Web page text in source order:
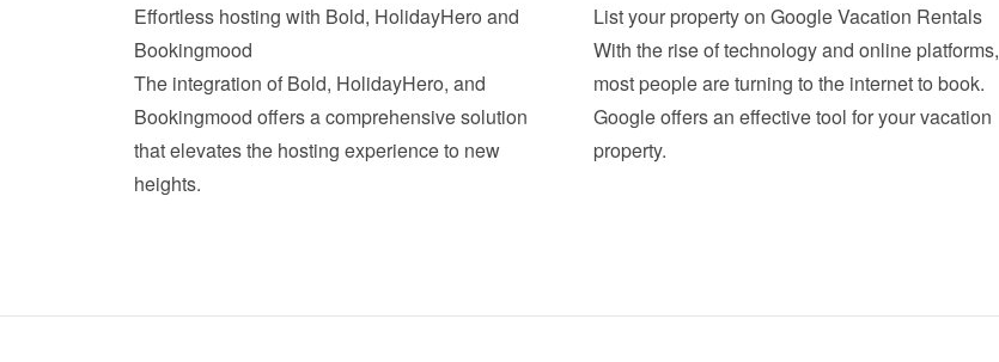
Effortless hosting with Bold, HolidayHero and
Bookingmood
The integration of Bold, HolidayHero, and
Bookingmood offers a comprehensive solution
that elevates the hosting experience to new
heights.
List your property on Google Vacation Rentals
With the rise of technology and online platforms,
most people are turning to the internet to book.
Google offers an effective tool for your vacation